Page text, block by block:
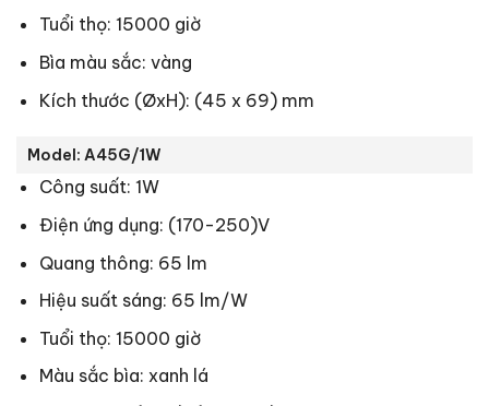
Tuổi thọ: 15000 giờ
Bìa màu sắc: vàng
Kích thước (ØxH): (45 x 69) mm
Model: A45G/1W
Công suất: 1W
Điện ứng dụng: (170-250)V
Quang thông: 65 lm
Hiệu suất sáng: 65 lm/W
Tuổi thọ: 15000 giờ
Màu sắc bìa: xanh lá